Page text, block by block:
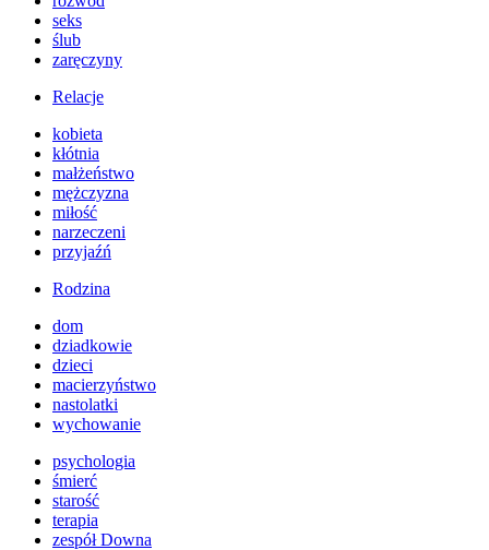
seks
ślub
zaręczyny
Relacje
kobieta
kłótnia
małżeństwo
mężczyzna
miłość
narzeczeni
przyjaźń
Rodzina
dom
dziadkowie
dzieci
macierzyństwo
nastolatki
wychowanie
psychologia
śmierć
starość
terapia
zespół Downa